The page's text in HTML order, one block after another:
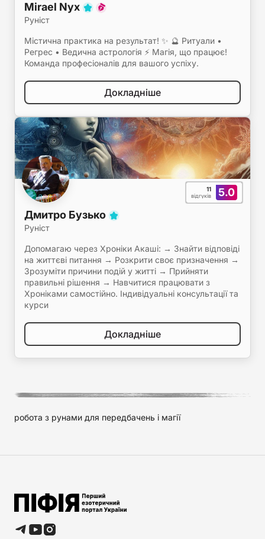
Mirael Nyx
Руніст
Містична практика на результат! ✨ 🔮 Ритуали •
Регрес • Ведична астрологія ⚡ Магія, що працює!
Команда професіоналів для вашого успіху.
Докладніше
5.0
11
відгуків
Дмитро Бузько
Руніст
Допомагаю через Хроніки Акаші: → Знайти відповіді
на життєві питання → Розкрити своє призначення →
Зрозуміти причини подій у житті → Прийняти
правильні рішення → Навчитися працювати з
Хроніками самостійно. Індивідуальні консультації та
курси
Докладніше
робота з рунами для передбачень і магії